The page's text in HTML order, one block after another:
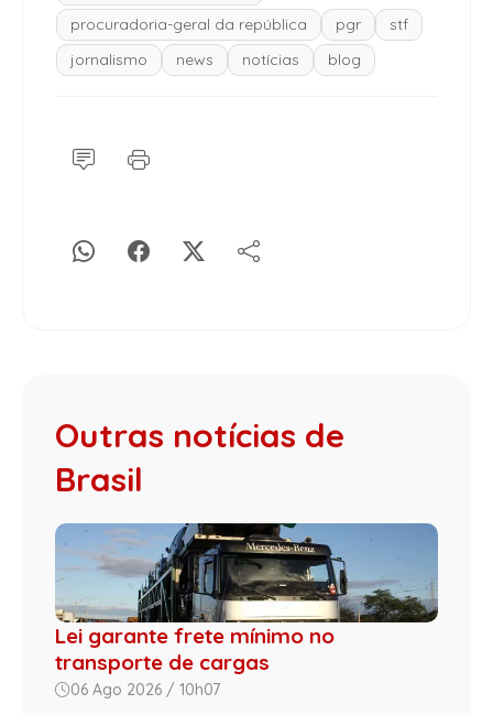
procuradoria-geral da república
pgr
stf
jornalismo
news notícias blog
Outras notícias de
Brasil
Lei garante frete mínimo no
transporte de cargas
06 Ago 2026 / 10h07